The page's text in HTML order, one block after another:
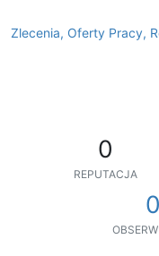
Zlecenia, Oferty Pracy,
0
REPUTACJA
0